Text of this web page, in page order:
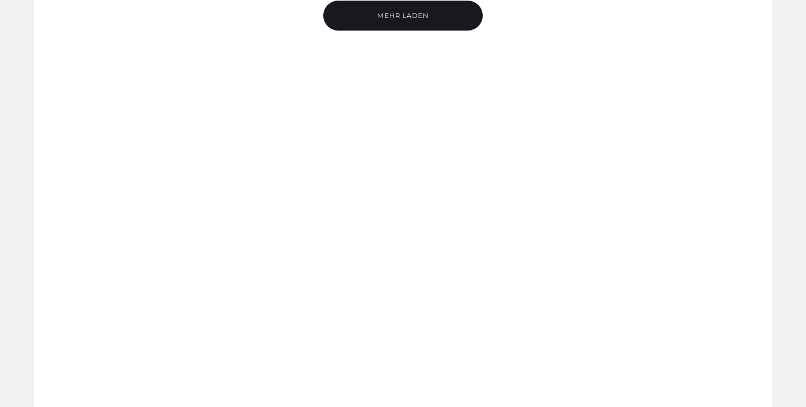
MEHR LADEN